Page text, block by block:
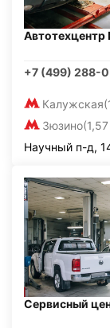
Автотехцентр
+7 (499) 288-
Калужская
Зюзино
Научный п-д,
Сервисный